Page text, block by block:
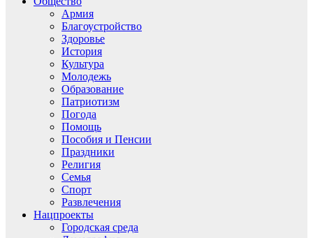
Армия
Благоустройство
Здоровье
История
Культура
Молодежь
Образование
Патриотизм
Погода
Помощь
Пособия и Пенсии
Праздники
Религия
Семья
Спорт
Развлечения
Нацпроекты
Городская среда